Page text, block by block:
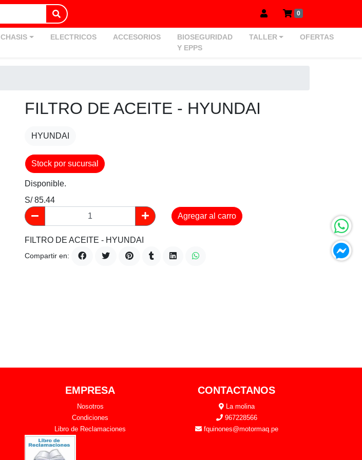
0
CHASIS ELECTRICOS ACCESORIOS
BIOSEGURIDAD
Y EPPS
TALLER OFERTAS
FILTRO DE ACEITE - HYUNDAI
HYUNDAI
Stock por sucursal
Disponible.
S/ 85.44
Agregar al carro
FILTRO DE ACEITE - HYUNDAI
Compartir en:
EMPRESA
Nosotros
Condiciones
Libro de Reclamaciones
CONTACTANOS
La molina
967228566
fquinones@motormaq.pe